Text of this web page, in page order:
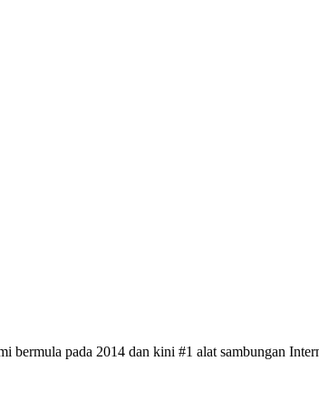
bermula pada 2014 dan kini #1 alat sambungan